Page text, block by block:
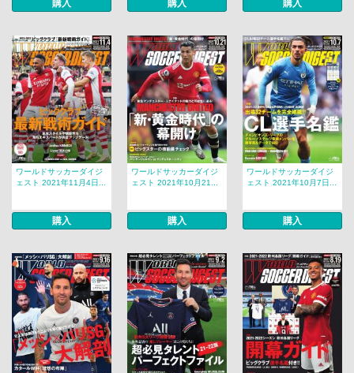
購入 購入 購入
ワールドサッカーダイジ
ェスト 2021年11月4日...
購入
ワールドサッカーダイジ
ェスト 2021年10月21...
購入
ワールドサッカーダイジ
ェスト 2021年10月7日...
購入